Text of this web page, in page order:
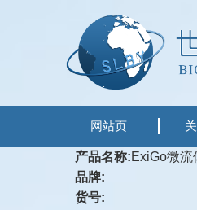
网站页
产品名称:ExiGo微流
品牌:
货号: